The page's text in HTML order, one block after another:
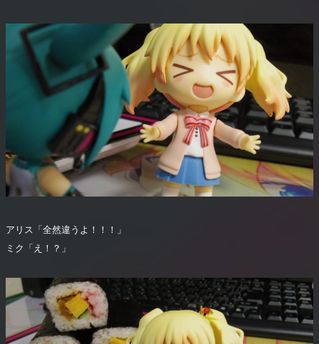
アリス「全然違うよ！！！」
ミク「え！？」